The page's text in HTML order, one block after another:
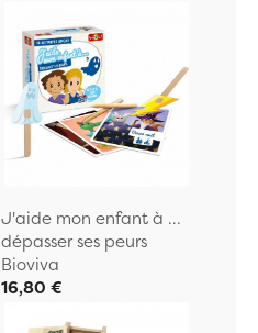
J'aide mon enfant à ...
dépasser ses peurs
Bioviva
16,80 €